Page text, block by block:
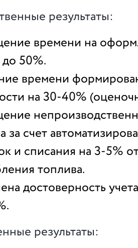
результаты:
времени на
50%.
времени
на 30-40%
за счет
и списания на 3-5%
топлива.
достоверность
результаты: